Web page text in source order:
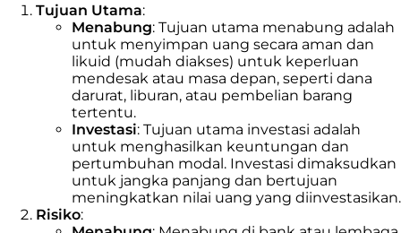
Tujuan Utama:
Menabung: Tujuan utama menabung adalah
untuk menyimpan uang secara aman dan
likuid (mudah diakses) untuk keperluan
mendesak atau masa depan, seperti dana
darurat, liburan, atau pembelian barang
tertentu.
Investasi: Tujuan utama investasi adalah
untuk menghasilkan keuntungan dan
pertumbuhan modal. Investasi dimaksudkan
untuk jangka panjang dan bertujuan
meningkatkan nilai uang yang diinvestasikan.
Risiko: